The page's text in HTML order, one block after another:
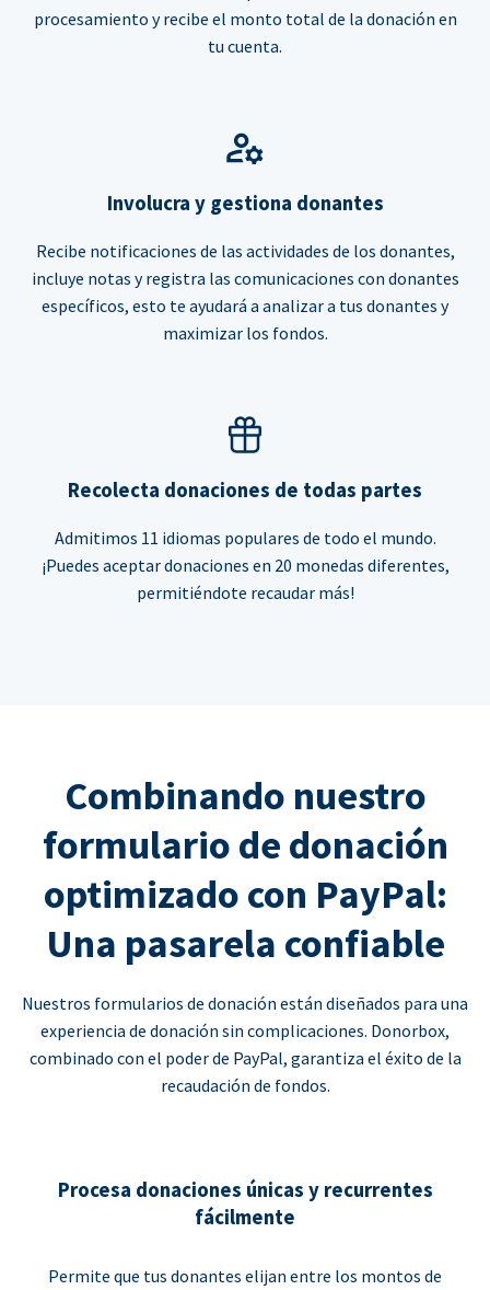
procesamiento y recibe el monto total de la donación en
tu cuenta.
Involucra y gestiona donantes
Recibe notificaciones de las actividades de los donantes,
incluye notas y registra las comunicaciones con donantes
específicos, esto te ayudará a analizar a tus donantes y
maximizar los fondos.
Recolecta donaciones de todas partes
Admitimos 11 idiomas populares de todo el mundo.
¡Puedes aceptar donaciones en 20 monedas diferentes,
permitiéndote recaudar más!
Combinando nuestro
formulario de donación
optimizado con PayPal:
Una pasarela confiable
Nuestros formularios de donación están diseñados para una
experiencia de donación sin complicaciones. Donorbox,
combinado con el poder de PayPal, garantiza el éxito de la
recaudación de fondos.
Procesa donaciones únicas y recurrentes
fácilmente
Permite que tus donantes elijan entre los montos de